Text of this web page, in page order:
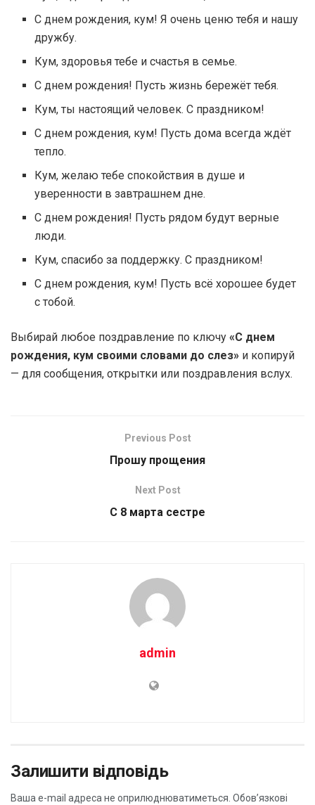
С днем рождения, кум! Я очень ценю тебя и нашу
дружбу.
Кум, здоровья тебе и счастья в семье.
С днем рождения! Пусть жизнь бережёт тебя.
Кум, ты настоящий человек. С праздником!
С днем рождения, кум! Пусть дома всегда ждёт
тепло.
Кум, желаю тебе спокойствия в душе и
уверенности в завтрашнем дне.
С днем рождения! Пусть рядом будут верные
люди.
Кум, спасибо за поддержку. С праздником!
С днем рождения, кум! Пусть всё хорошее будет
с тобой.
Выбирай любое поздравление по ключу «С днем
рождения, кум своими словами до слез» и копируй
— для сообщения, открытки или поздравления вслух.
Previous Post
Прошу прощения
Next Post
С 8 марта сестре
admin
Залишити відповідь
Ваша e-mail адреса не оприлюднюватиметься. Обов’язкові